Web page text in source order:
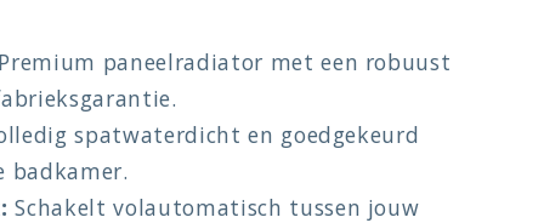
Premium paneelradiator met een robuust
spatwaterdicht en goedgekeurd
badkamer.
Schakelt volautomatisch tussen jouw